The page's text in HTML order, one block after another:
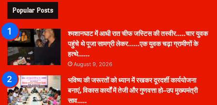
Popular Posts
श्मशानघाट में आधी रात चीफ जस्टिस की तस्वीर…..चार युवक
पहुंचे थे पूजा सामग्री लेकर……एक युवक चढ़ा ग्रामीणों के
हत्थे……
August 9, 2026
भविष्य की जरूरतों को ध्यान में रखकर दूरदर्शी कार्ययोजना
बनाएं, विकास कार्यों में तेजी और गुणवत्ता हो–उप मुख्यमंत्री
साव…..